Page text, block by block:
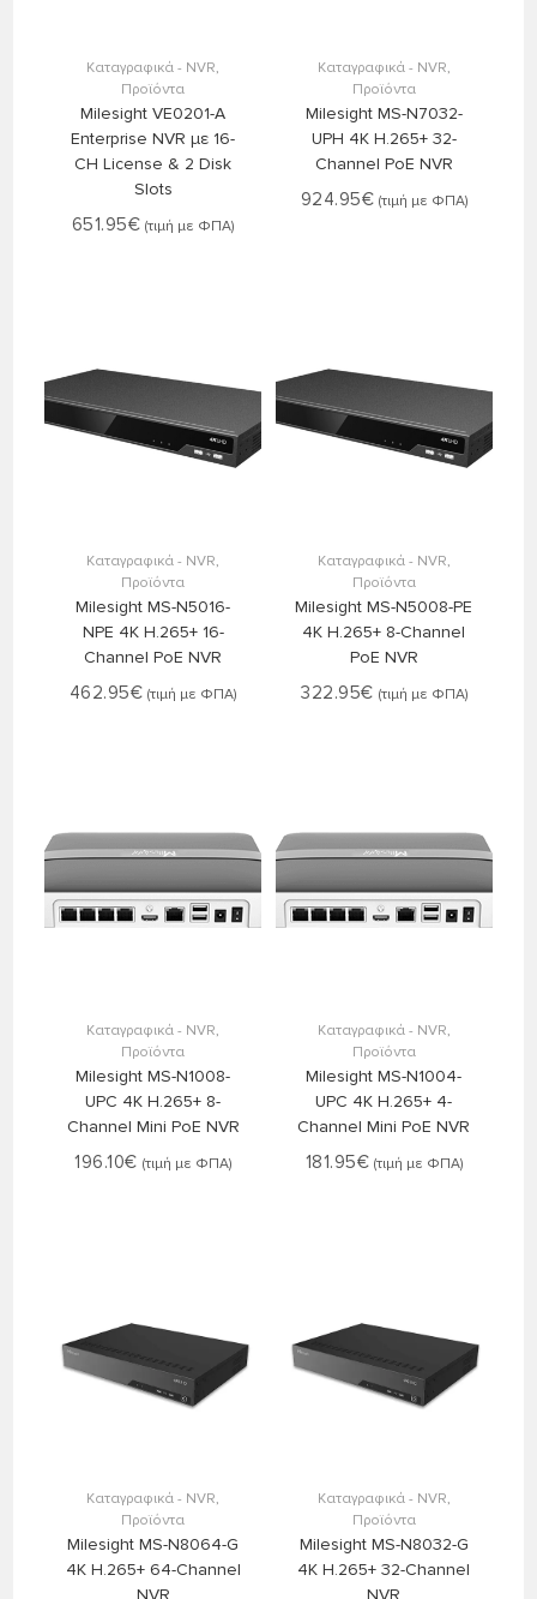
Καταγραφικά - NVR,
Προϊόντα
Milesight VE0201-A
Enterprise NVR με 16-
CH License & 2 Disk
Slots
651.95€ (τιμή με ΦΠΑ)
Καταγραφικά - NVR,
Προϊόντα
Milesight MS-N7032-
UPH 4K H.265+ 32-
Channel PoE NVR
924.95€ (τιμή με ΦΠΑ)
Καταγραφικά - NVR,
Προϊόντα
Milesight MS-N5016-
NPE 4K H.265+ 16-
Channel PoE NVR
462.95€ (τιμή με ΦΠΑ)
Καταγραφικά - NVR,
Προϊόντα
Milesight MS-N5008-PE
4K H.265+ 8-Channel
PoE NVR
322.95€ (τιμή με ΦΠΑ)
Καταγραφικά - NVR,
Προϊόντα
Milesight MS-N1008-
UPC 4K H.265+ 8-
Channel Mini PoE NVR
196.10€ (τιμή με ΦΠΑ)
Καταγραφικά - NVR,
Προϊόντα
Milesight MS-N1004-
UPC 4K H.265+ 4-
Channel Mini PoE NVR
181.95€ (τιμή με ΦΠΑ)
Καταγραφικά - NVR,
Προϊόντα
Milesight MS-N8064-G
4K H.265+ 64-Channel
NVR
Καταγραφικά - NVR,
Προϊόντα
Milesight MS-N8032-G
4K H.265+ 32-Channel
NVR